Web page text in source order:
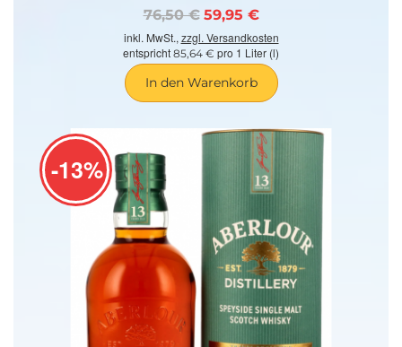
76,50 € 59,95 €
inkl. MwSt., zzgl. Versandkosten
entspricht 85,64 € pro 1 Liter (l)
In den Warenkorb
-13%